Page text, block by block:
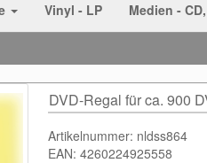
Vinyl - LP Medien -
DVD-Regal für ca. 900
Artikelnummer: nldss864
EAN: 4260224925558